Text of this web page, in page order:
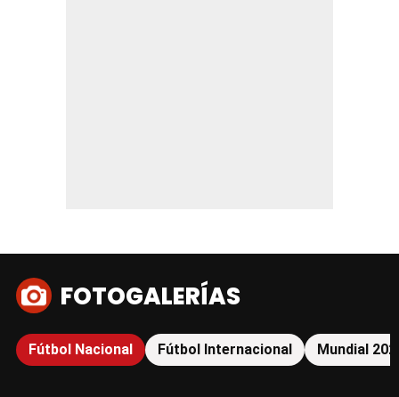
FOTOGALERÍAS
Fútbol Nacional Fútbol Internacional Mundial